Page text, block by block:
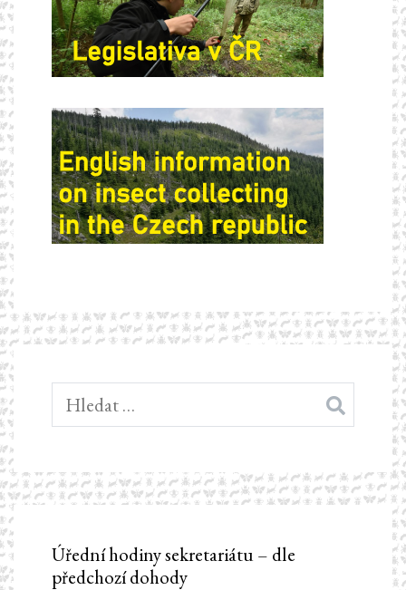
Vyhledávání
Úřední hodiny sekretariátu – dle
předchozí dohody